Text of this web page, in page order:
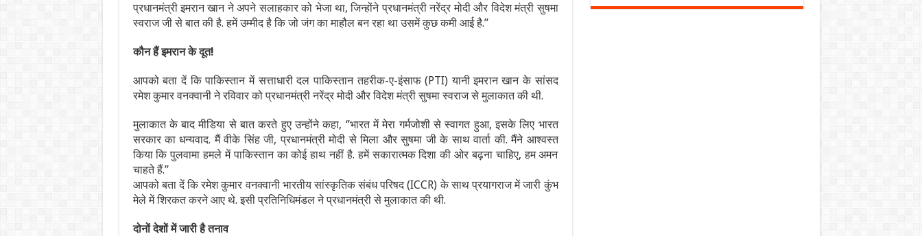
प्रधानमंत्री इमरान खान ने अपने सलाहकार को भेजा था, जिन्होंने प्रधानमंत्री नरेंद्र मोदी और विदेश मंत्री सुषमा
स्वराज जी से बात की है. हमें उम्मीद है कि जो जंग का माहौल बन रहा था उसमें कुछ कमी आई है.’’
कौन हैं इमरान के दूत!
आपको बता दें कि पाकिस्तान में सत्ताधारी दल पाकिस्तान तहरीक-ए-इंसाफ (PTI) यानी इमरान खान के सांसद
रमेश कुमार वनक्वानी ने रविवार को प्रधानमंत्री नरेंद्र मोदी और विदेश मंत्री सुषमा स्वराज से मुलाकात की थी.
मुलाकात के बाद मीडिया से बात करते हुए उन्होंने कहा, ‘’भारत में मेरा गर्मजोशी से स्वागत हुआ, इसके लिए भारत
सरकार का धन्यवाद. मैं वीके सिंह जी, प्रधानमंत्री मोदी से मिला और सुषमा जी के साथ वार्ता की. मैंने आश्वस्त
किया कि पुलवामा हमले में पाकिस्तान का कोई हाथ नहीं है. हमें सकारात्मक दिशा की ओर बढ़ना चाहिए, हम अमन
चाहते हैं.’’
आपको बता दें कि रमेश कुमार वनक्वानी भारतीय सांस्कृतिक संबंध परिषद (ICCR) के साथ प्रयागराज में जारी कुंभ
मेले में शिरकत करने आए थे. इसी प्रतिनिधिमंडल ने प्रधानमंत्री से मुलाकात की थी.
दोनों देशों में जारी है तनाव